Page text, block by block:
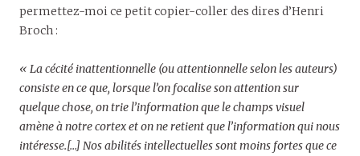
permettez-moi ce petit copier-coller des dires d’Henri
Broch :
« La cécité inattentionnelle (ou attentionnelle selon les auteurs)
consiste en ce que, lorsque l’on focalise son attention sur
quelque chose, on trie l’information que le champs visuel
amène à notre cortex et on ne retient que l’information qui nous
intéresse.[…] Nos abilités intellectuelles sont moins fortes que ce